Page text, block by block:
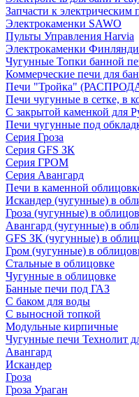
Запчасти к электрическим
Электрокаменки SAWO
Пульты Управления Harvia
Электрокаменки
Чугунные Топки банной
Коммерческие печи для
Печи "Тройка"
Печи чугунные в сетке, в
С закрытой каменкой для
Печи чугунные под
Серия Гроза
Серия GFS ЗК
Серия ГРОМ
Серия Авангард
Печи в каменной
Искандер (чугунные) в
Гроза (чугунные) в
Авангард (чугунные) в
GFS ЗК (чугунные) в
Гром (чугунные) в
Стальные в облицовке
Чугунные в облицовке
Банные печи под ГАЗ
С баком для воды
С выносной топкой
Модульные кирпичные
Чугунные печи Технолит
Авангард
Искандер
Гроза
Гроза Ураган